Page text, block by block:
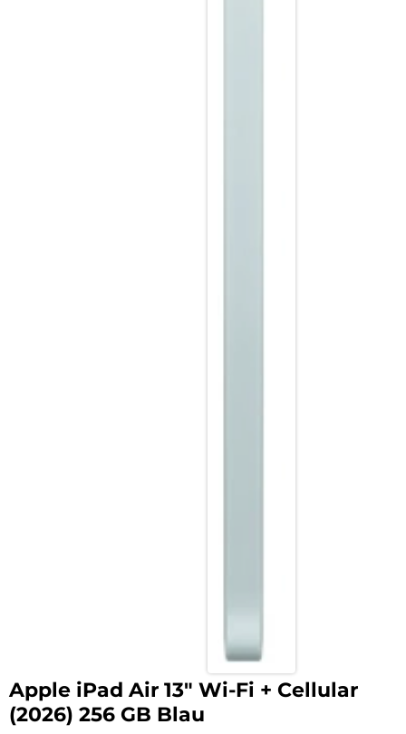
Apple iPad Air 13″ Wi-Fi + Cellular
(2026) 256 GB Blau